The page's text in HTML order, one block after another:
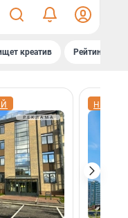
креатив Рейтинги